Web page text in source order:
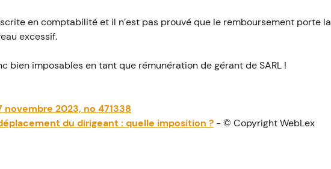
en comptabilité et il n’est pas prouvé que le remboursement porte la
excessif.
bien imposables en tant que rémunération de gérant de SARL !
novembre 2023, no 471338
du dirigeant : quelle imposition ? - © Copyright WebLex